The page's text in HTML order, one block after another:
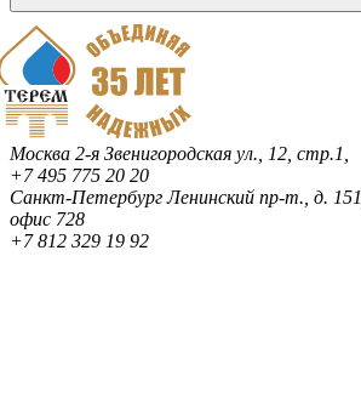
Москва 2-я Звенигородская ул., 12, стр.1,
+7 495 775 20 20
Санкт-ПетербургЛенинский пр-т., д. 151,
офис 728
+7 812 329 19 92